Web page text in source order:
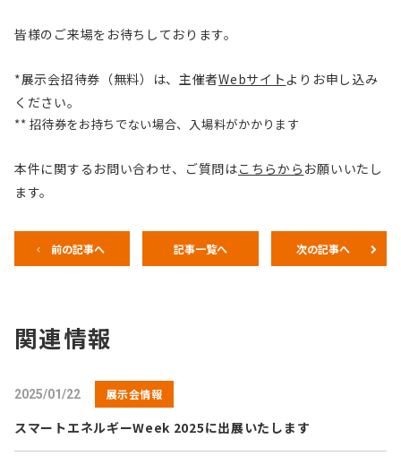
皆様のご来場をお待ちしております。
*展示会招待券（無料）は、主催者Webサイト よりお申し込み
ください。
** 招待券をお持ちでない場合、入場料がかかります
本件に関するお問い合わせ、ご質問はこちらから お願いいたし
ます。
前の記事へ 記事一覧へ 次の記事へ
関連情報
2025/01/22 展示会情報
スマートエネルギーWeek 2025に出展いたします